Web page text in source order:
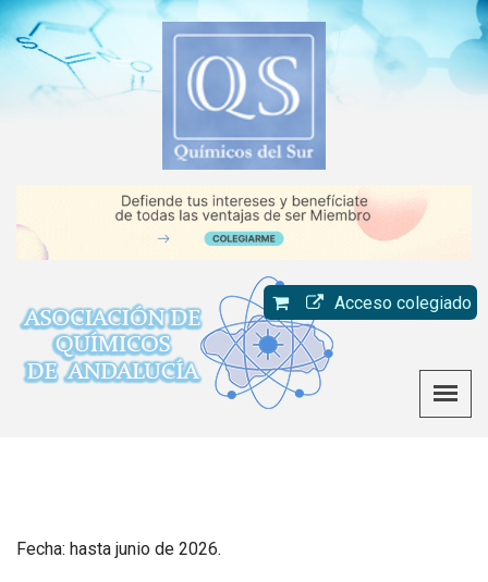
Acceso colegiado
Fecha: hasta junio de 2026.